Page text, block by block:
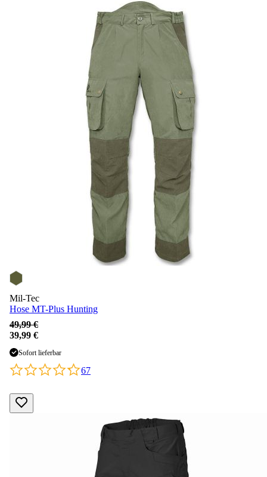
Mil-Tec
Hose MT-Plus Hunting
49,99 €
39,99 €
Sofort lieferbar
67